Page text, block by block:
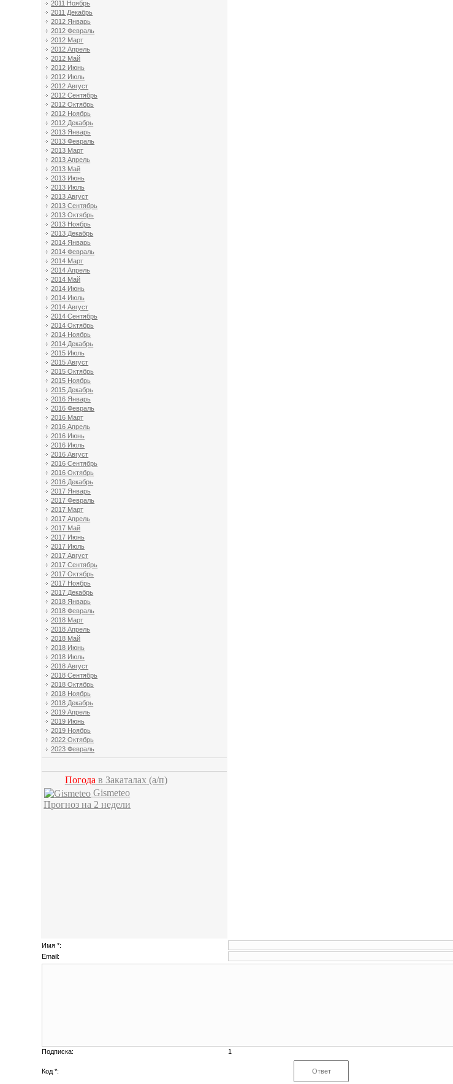
2011 Ноябрь
2011 Декабрь
2012 Январь
2012 Февраль
2012 Март
2012 Апрель
2012 Май
2012 Июнь
2012 Июль
2012 Август
2012 Сентябрь
2012 Октябрь
2012 Ноябрь
2012 Декабрь
2013 Январь
2013 Февраль
2013 Март
2013 Апрель
2013 Май
2013 Июнь
2013 Июль
2013 Август
2013 Сентябрь
2013 Октябрь
2013 Ноябрь
2013 Декабрь
2014 Январь
2014 Февраль
2014 Март
2014 Апрель
2014 Май
2014 Июнь
2014 Июль
2014 Август
2014 Сентябрь
2014 Октябрь
2014 Ноябрь
2014 Декабрь
2015 Июль
2015 Август
2015 Октябрь
2015 Ноябрь
2015 Декабрь
2016 Январь
2016 Февраль
2016 Март
2016 Апрель
2016 Июнь
2016 Июль
2016 Август
2016 Сентябрь
2016 Октябрь
2016 Декабрь
2017 Январь
2017 Февраль
2017 Март
2017 Апрель
2017 Май
2017 Июнь
2017 Июль
2017 Август
2017 Сентябрь
2017 Октябрь
2017 Ноябрь
2017 Декабрь
2018 Январь
2018 Февраль
2018 Март
2018 Апрель
2018 Май
2018 Июнь
2018 Июль
2018 Август
2018 Сентябрь
2018 Октябрь
2018 Ноябрь
2018 Декабрь
2019 Апрель
2019 Июнь
2019 Ноябрь
2022 Октябрь
2023 Февраль
Погода в Закаталах (а/п)
Gismeteo
Прогноз на 2 недели
Имя *:
Email:
Подписка: 1
Код *: